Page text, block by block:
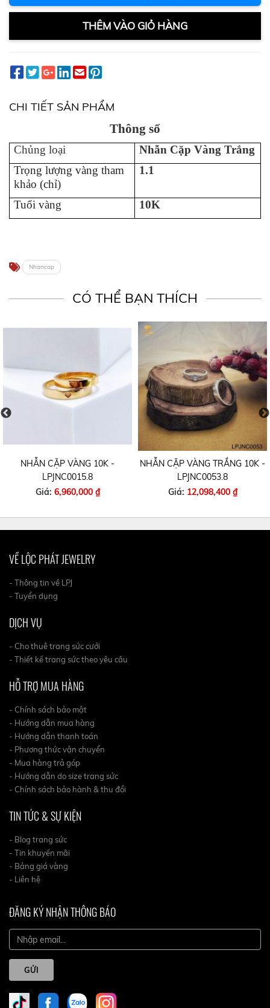
THÊM VÀO GIỎ HÀNG
CHI TIẾT SẢN PHẨM
Thông số
Chủng loại
Nhẫn Cặp Vàng Trắng
Trọng lượng vàng tham
khảo (chỉ)
1.1
Tuổi vàng 10K
Nhancap
CÓ THỂ BẠN THÍCH
NHẪN CẶP VÀNG 10K -
LPJNC0015.8
Giá: 6,960,000 ₫
NHẪN CẶP VÀNG TRẮNG 10K -
LPJNC0053.8
Giá: 12,098,400 ₫
VỀ LỘC PHÁT JEWELRY
- Thông tin về LPJ
- Tuyển dụng
DỊCH VỤ
- Cho thuê trang sức cưới
- Thiết kế trang sức theo yêu cầu
HỖ TRỢ MUA HÀNG
- Chính sách bảo mật
- Hướng dẫn mua hàng
- Hướng dẫn thanh toán
- Phương thức vận chuyển
- Mua hàng trả góp
- Hướng dẫn do size trang sức
- Chính sách bảo hành & thu đổi
TIN TỨC & SỰ KIỆN
- Blog trang sức
- Tin khuyến mãi
- Bảng giá vàng
- Liên hệ
ĐĂNG KÝ NHẬN THÔNG BÁO
GỬI